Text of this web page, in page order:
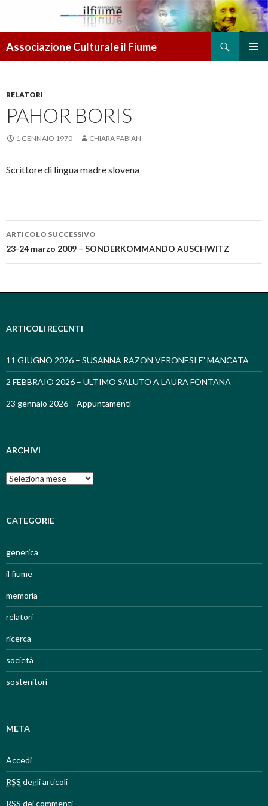
Associazione Culturale il Fiume
RELATORI
PAHOR BORIS
1 GENNAIO 1970 CHIARA FABIAN
Scrittore di lingua madre slovena
Navigazione articolo
ARTICOLO SUCCESSIVO
23-24 marzo 2009 – SONDERKOMMANDO AUSCHWITZ
ARTICOLI RECENTI
11 GIUGNO 2026 – SUSANNA RAZON VERONESI E’ MANCATA
2 FEBBRAIO 2026 – ULTIMO SALUTO A LAURA FONTANA
23 gennaio 2026 – Appuntamenti
ARCHIVI
Archivi
CATEGORIE
generica
il fiume
memoria
relatori
ricerca
società
sostenitori
META
Accedi
RSS degli articoli
RSS dei commenti